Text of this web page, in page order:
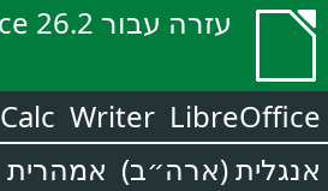
עזרה עבור LibreOffice 26.2
LibreOffice
Writer
Calc
אנגלית (ארה״ב) אמהרית